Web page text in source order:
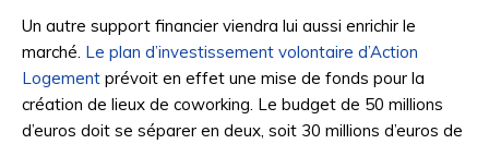
Un autre support financier viendra lui aussi enrichir le
marché. Le plan d’investissement volontaire d’Action
Logement prévoit en effet une mise de fonds pour la
création de lieux de coworking. Le budget de 50 millions
d’euros doit se séparer en deux, soit 30 millions d’euros de